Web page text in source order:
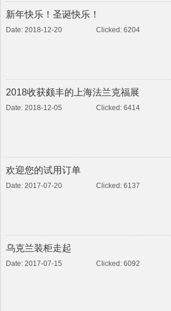
新年快乐！圣诞快乐！
Date: 2018-12-20 Clicked: 6204
2018收获颇丰的上海法兰克福展
Date: 2018-12-05 Clicked: 6414
欢迎您的试用订单
Date: 2017-07-20 Clicked: 6137
乌克兰装柜走起
Date: 2017-07-15 Clicked: 6092